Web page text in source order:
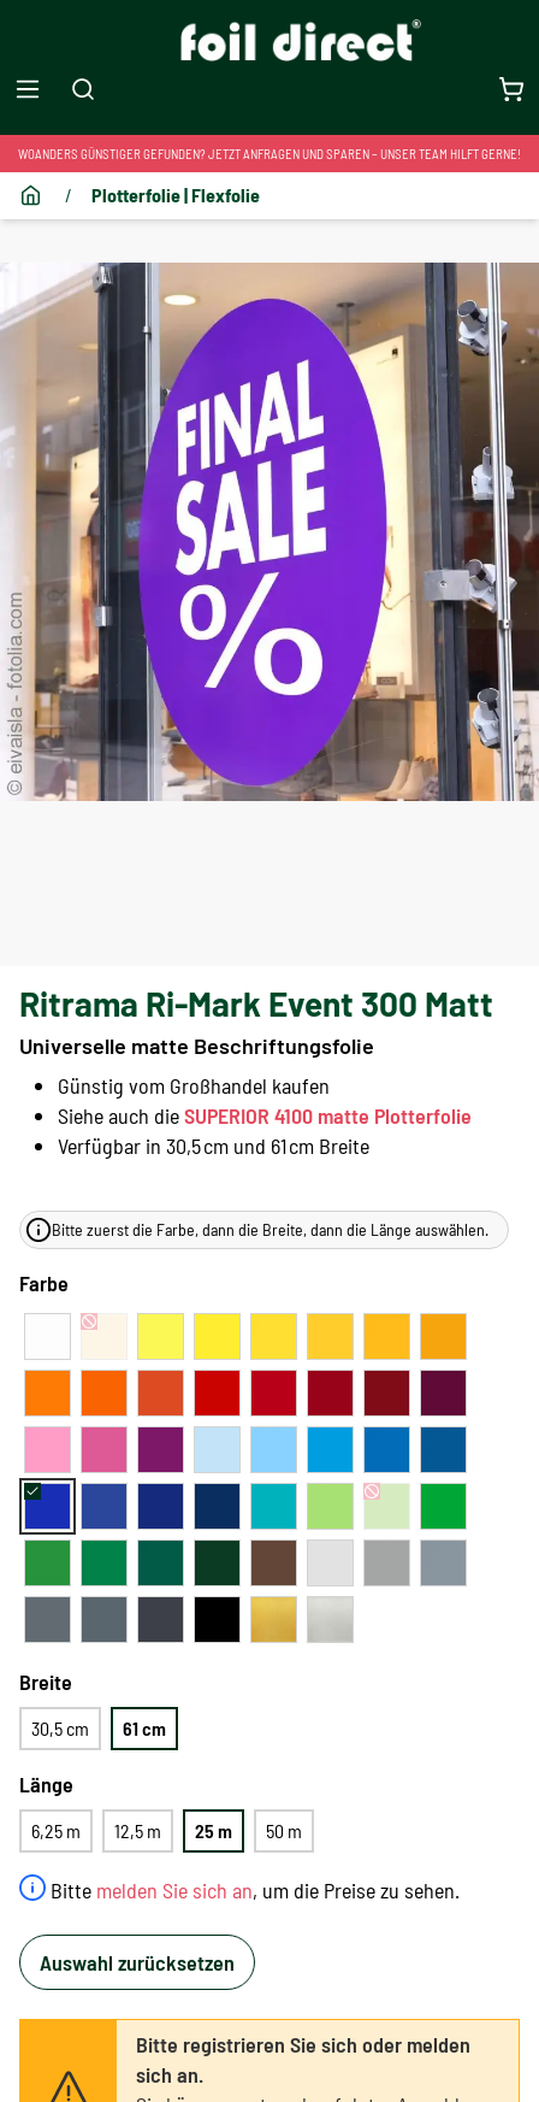
WOANDERS GÜNSTIGER GEFUNDEN? JETZT ANFRAGEN UND SPAREN – UNSER TEAM HILFT GERNE!
/ Plotterfolie | Flexfolie
Ritrama Ri-Mark Event 300 Matt
Universelle matte Beschriftungsfolie
Günstig vom Großhandel kaufen
Siehe auch dieSUPERIOR 4100 matte Plotterfolie
Verfügbar in 30,5 cm und 61 cm Breite
Bitte melden Sie sich an, um die Preise zu sehen.
Bitte zuerst die Farbe, dann die Breite, dann die Länge auswählen.
Farbe
Breite
30,5 cm 61 cm
Länge
6,25 m 12,5 m 25 m 50 m
Auswahl zurücksetzen
Bitte registrieren Sie sich oder melden
sich an.